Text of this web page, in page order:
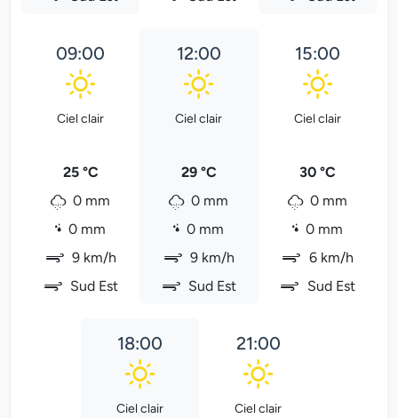
09:00
Ciel clair
25 °C
0 mm
0 mm
9 km/h
Sud Est
12:00
Ciel clair
29 °C
0 mm
0 mm
9 km/h
Sud Est
15:00
Ciel clair
30 °C
0 mm
0 mm
6 km/h
Sud Est
18:00
Ciel clair
21:00
Ciel clair